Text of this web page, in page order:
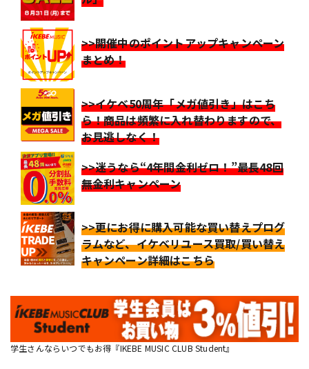
>>開催中のポイントアップキャンペーン
まとめ！
>>イケベ50周年「メガ値引き」はこち
ら！商品は頻繁に入れ替わりますので、
お見逃しなく！
>>迷うなら“4年間金利ゼロ！”最長48回
無金利キャンペーン
>>更にお得に購入可能な買い替えプログ
ラムなど、イケベリユース買取/買い替え
キャンペーン詳細はこちら
学生さんならいつでもお得『IKEBE MUSIC CLUB Student』